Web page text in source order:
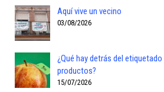
Aquí vive un vecino
03/08/2026
¿Qué hay detrás del
productos?
15/07/2026